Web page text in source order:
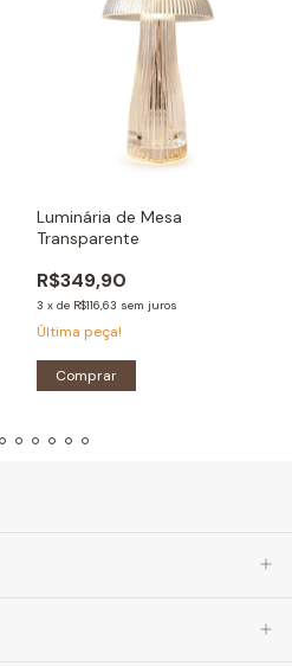
Luminária de Mesa
Transparente
R$349,90
3 x de R$116,63 sem juros
Última peça!
Comprar